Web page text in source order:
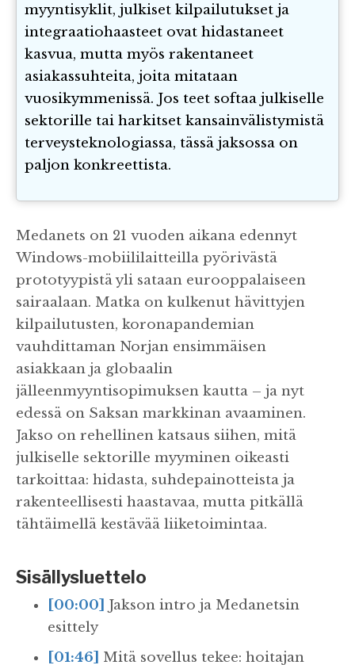
myyntisyklit, julkiset kilpailutukset ja
integraatiohaasteet ovat hidastaneet
kasvua, mutta myös rakentaneet
asiakassuhteita, joita mitataan
vuosikymmenissä. Jos teet softaa julkiselle
sektorille tai harkitset kansainvälistymistä
terveysteknologiassa, tässä jaksossa on
paljon konkreettista.
Medanets on 21 vuoden aikana edennyt
Windows-mobiililaitteilla pyörivästä
prototyypistä yli sataan eurooppalaiseen
sairaalaan. Matka on kulkenut hävittyjen
kilpailutusten, koronapandemian
vauhdittaman Norjan ensimmäisen
asiakkaan ja globaalin
jälleenmyyntisopimuksen kautta – ja nyt
edessä on Saksan markkinan avaaminen.
Jakso on rehellinen katsaus siihen, mitä
julkiselle sektorille myyminen oikeasti
tarkoittaa: hidasta, suhdepainotteista ja
rakenteellisesti haastavaa, mutta pitkällä
tähtäimellä kestävää liiketoimintaa.
Sisällysluettelo
[00:00] Jakson intro ja Medanetsin
esittely
[01:46] Mitä sovellus tekee: hoitajan